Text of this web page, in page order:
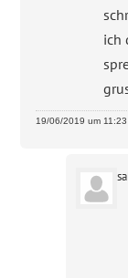
ich
19/06/2019 um